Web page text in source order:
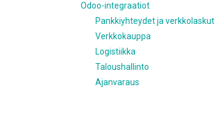
Odoo-integraatiot
Pankkiyhteydet ja verkkolaskut
Verkkokauppa
Logistiikka
Taloushallinto
Ajanvaraus